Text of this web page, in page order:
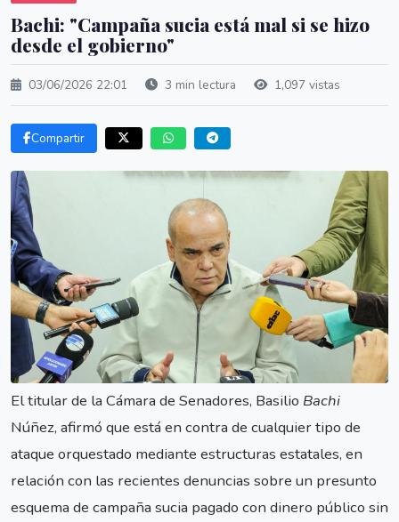
Bachi: "Campaña sucia está mal si se hizo
desde el gobierno"
03/06/2026 22:01 3 min lectura 1,097 vistas
Compartir
El titular de la Cámara de Senadores, Basilio Bachi
Núñez, afirmó que está en contra de cualquier tipo de
ataque orquestado mediante estructuras estatales, en
relación con las recientes denuncias sobre un presunto
esquema de campaña sucia pagado con dinero público sin